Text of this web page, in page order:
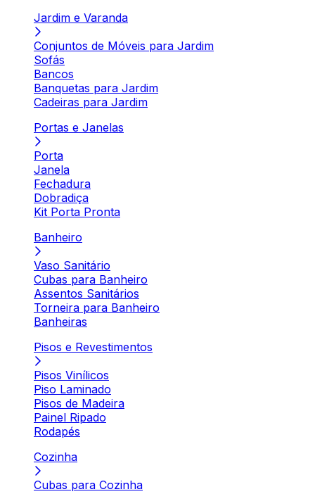
Jardim e Varanda
Conjuntos de Móveis para Jardim
Sofás
Bancos
Banquetas para Jardim
Cadeiras para Jardim
Portas e Janelas
Porta
Janela
Fechadura
Dobradiça
Kit Porta Pronta
Banheiro
Vaso Sanitário
Cubas para Banheiro
Assentos Sanitários
Torneira para Banheiro
Banheiras
Pisos e Revestimentos
Pisos Vinílicos
Piso Laminado
Pisos de Madeira
Painel Ripado
Rodapés
Cozinha
Cubas para Cozinha